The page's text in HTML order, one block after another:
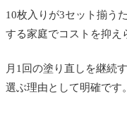
10枚入りが3セット揃う
する家庭でコストを抑え
月1回の塗り直しを継続
選ぶ理由として明確です。